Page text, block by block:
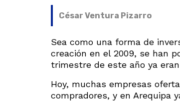
César Ventura Pizarro
Sea como una forma de
creación en el 2009, se han
trimestre de este año ya
Hoy, muchas empresas
compradores, y en Arequipa